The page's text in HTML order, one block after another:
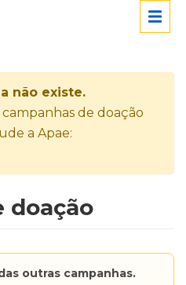
não existe.
de doação
a Apae:
doação
outras campanhas.